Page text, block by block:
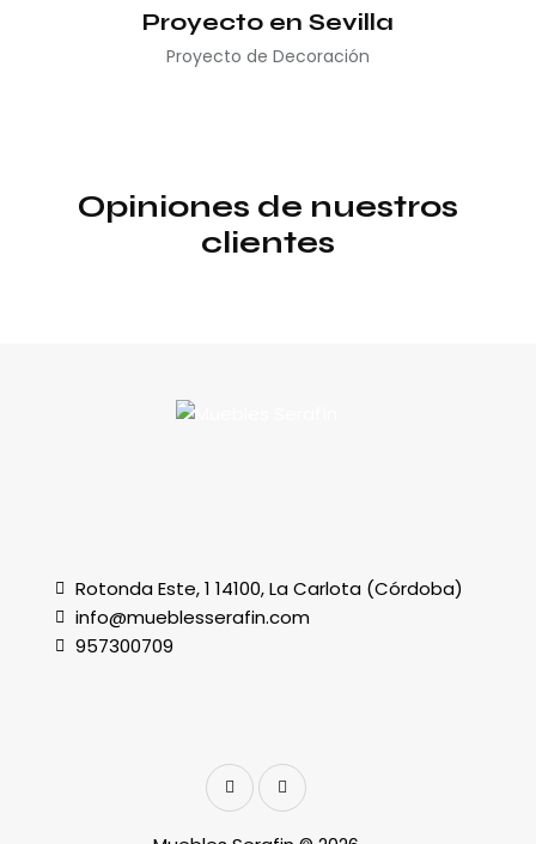
Proyecto en Sevilla
Proyecto de Decoración
Opiniones de nuestros
clientes
Rotonda Este, 1 14100, La Carlota (Córdoba)
info@mueblesserafin.com
957300709